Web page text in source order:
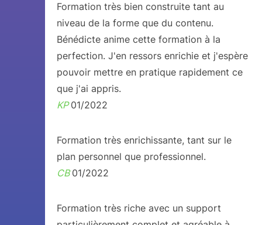
Formation très bien construite tant au
niveau de la forme que du contenu.
Bénédicte anime cette formation à la
perfection. J'en ressors enrichie et j'espère
pouvoir mettre en pratique rapidement ce
que j'ai appris.
KP01/2022
Formation très enrichissante, tant sur le
plan personnel que professionnel.
CB01/2022
Formation très riche avec un support